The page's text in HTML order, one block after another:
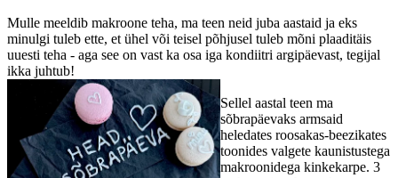
Mulle meeldib makroone teha, ma teen neid juba aastaid ja eks
minulgi tuleb ette, et ühel või teisel põhjusel tuleb mõni plaaditäis
uuesti teha - aga see on vast ka osa iga kondiitri argipäevast, tegijal
ikka juhtub!
Sellel aastal teen ma
sõbrapäevaks armsaid
heledates roosakas-beezikates
toonides valgete kaunistustega
makroonidega kinkekarpe. 3